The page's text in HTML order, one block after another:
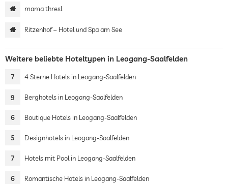
mama thresl
Ritzenhof – Hotel und Spa am See
Weitere beliebte Hoteltypen in Leogang-Saalfelden
7 4 Sterne Hotels in Leogang-Saalfelden
9 Berghotels in Leogang-Saalfelden
6 Boutique Hotels in Leogang-Saalfelden
5 Designhotels in Leogang-Saalfelden
7 Hotels mit Pool in Leogang-Saalfelden
6 Romantische Hotels in Leogang-Saalfelden